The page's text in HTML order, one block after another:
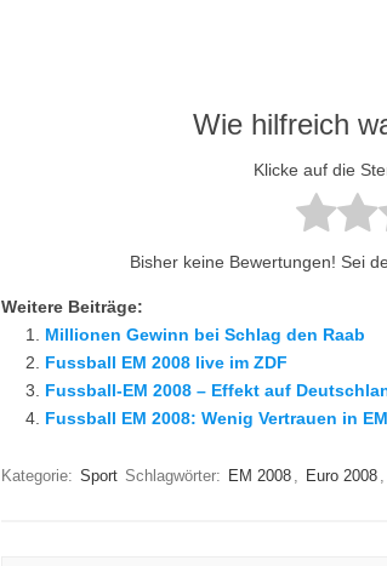
Wie hilfreich
Klicke auf die
Bisher keine Bewertungen! Sei
Weitere Beiträge:
Millionen Gewinn bei Schlag den Raab
Fussball EM 2008 live im ZDF
Fussball-EM 2008 – Effekt auf
Fussball EM 2008: Wenig Vertrauen in
Kategorie: Sport Schlagwörter: EM 2008 , Euro 2008 ,